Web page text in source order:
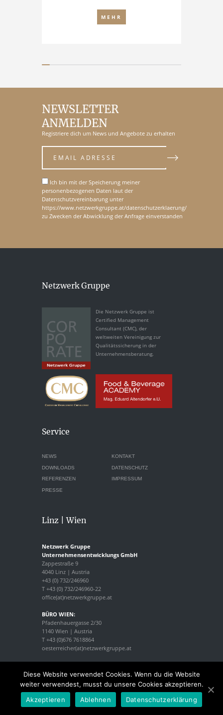
MEHR
NEWSLETTER
ANMELDEN
Registriere dich um News und Angebote zu erhalten
Ich bin mit der Speicherung meiner
personenbezogenen Daten laut der
Datenschutzvereinbarung unter
https://www.netzwerkgruppe.at/datenschutzerklaerung/
zu Zwecken der Abwicklung der Anfrage einverstanden
Netzwerk Gruppe
Die Netzwerk Gruppe ist
Certified Management
Consultant (CMC), der
weltweiten Vereinigung zur
Qualitätssicherung in der
Unternehmensberatung.
Service
NEWS KONTAKT
DOWNLOADS DATENSCHUTZ
REFERENZEN IMPRESSUM
PRESSE
Linz | Wien
Netzwerk Gruppe
Unternehmensentwicklungs GmbH
Zappestraße 9
4040 Linz | Austria
+43 (0) 732/246960
T +43 (0) 732/246960-22
office(at)netzwerkgruppe.at
BÜRO WIEN:
Pfadenhauergasse 2/30
1140 Wien | Austria
T +43 (0)676 7618864
oesterreicher(at)netzwerkgruppe.at
© 2025 Netzwerk Gruppe. Alle rechte vorbehalten.
Programmierung
Rise2Reality.
Diese Website verwendet Cookies. Wenn du die Website
weiter verwendest, musst du unsere Cookies akzeptieren.
Akzeptieren
Ablehnen Datenschutzerklärung